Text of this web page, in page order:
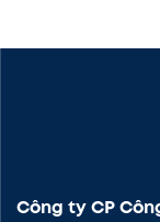
Công ty CP